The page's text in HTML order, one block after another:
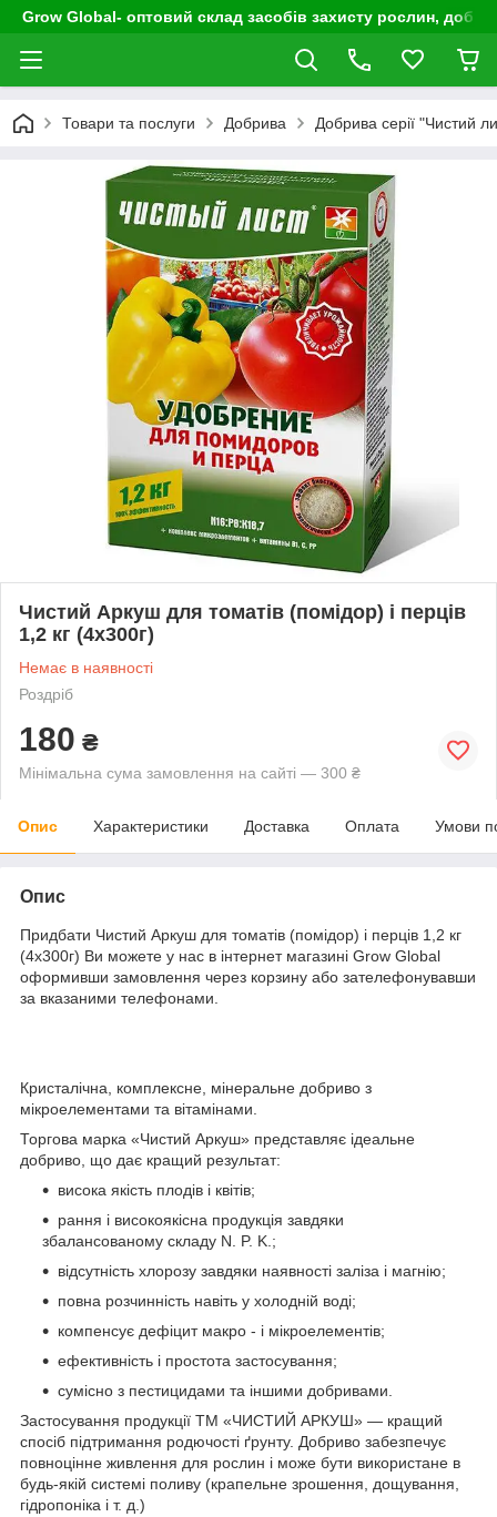
Grow Global- оптовий склад засобів захисту рослин,
Товари та послуги Добрива Добрива серії "Чистий
Чистий Аркуш для томатів (помідор) і перців
1,2 кг (4х300г)
Немає в наявності
Роздріб
180 ₴
Мінімальна сума замовлення на сайті — 300 ₴
Опис Характеристики Доставка Оплата Умови
Опис
Придбати Чистий Аркуш для томатів (помідор) і перців 1,2 кг
(4х300г) Ви можете у нас в інтернет магазині Grow Global
оформивши замовлення через корзину або зателефонувавши
за вказаними телефонами.
Кристалічна, комплексне, мінеральне добриво з
мікроелементами та вітамінами.
Торгова марка «Чистий Аркуш» представляє ідеальне
добриво, що дає кращий результат:
висока якість плодів і квітів;
рання і високоякісна продукція завдяки
збалансованому складу N. P. K.;
відсутність хлорозу завдяки наявності заліза і магнію;
повна розчинність навіть у холодній воді;
компенсує дефіцит макро - і мікроелементів;
ефективність і простота застосування;
сумісно з пестицидами та іншими добривами.
Застосування продукції ТМ «ЧИСТИЙ АРКУШ» ― кращий
спосіб підтримання родючості ґрунту. Добриво забезпечує
повноцінне живлення для рослин і може бути використане в
будь-якій системі поливу (крапельне зрошення, дощування,
гідропоніка і т. д.)